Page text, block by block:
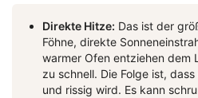
Direkte Hitze: Das ist der
Föhne, direkte
warmer Ofen entziehen dem
zu schnell. Die Folge ist,
und rissig wird. Es kann